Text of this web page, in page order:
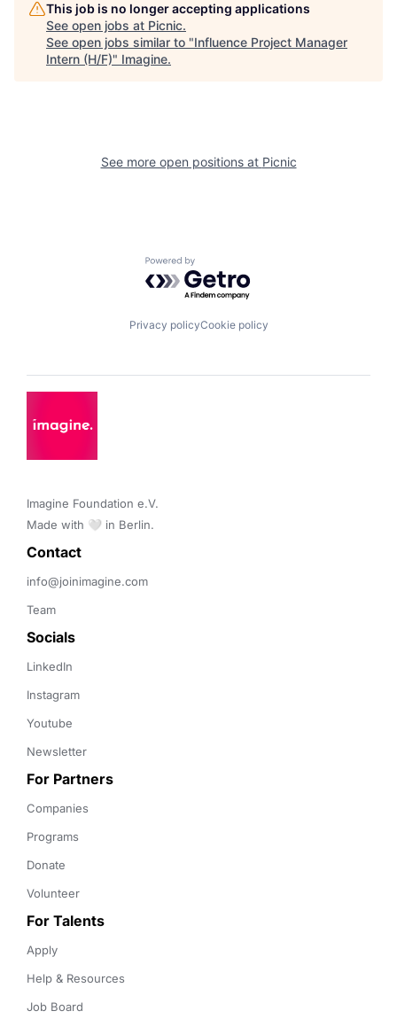
This job is no longer accepting applications
See open jobs at Picnic.
See open jobs similar to "Influence Project Manager
Intern (H/F)" Imagine.
See more open positions at Picnic
Powered by Getro.com
Privacy policyCookie policy
Imagine Foundation e.V.
Made with 🤍 in Berlin.
Contact
info@joinimagine.com
Team
Socials
LinkedIn
Instagram
Youtube
Newsletter
For Partners
Companies
Programs
Donate
Volunteer
For Talents
Apply
Help & Resources
Job Board